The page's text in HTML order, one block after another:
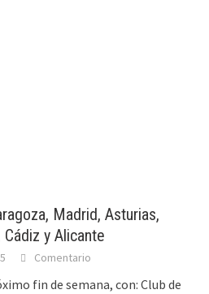
Madrid, Asturias,
y Alicante
Comentario
fin de semana, con: Club de